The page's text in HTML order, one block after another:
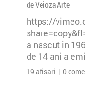
de Veioza Arte
https://
a nascut in
de 14 ani a
19 afisari | 0